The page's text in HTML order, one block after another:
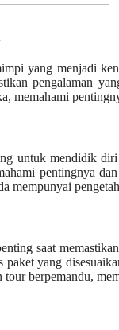
yang menjadi
pengalaman
memahami
untuk mendidik
pentingnya
mempunyai
saat
yang
berpemandu,